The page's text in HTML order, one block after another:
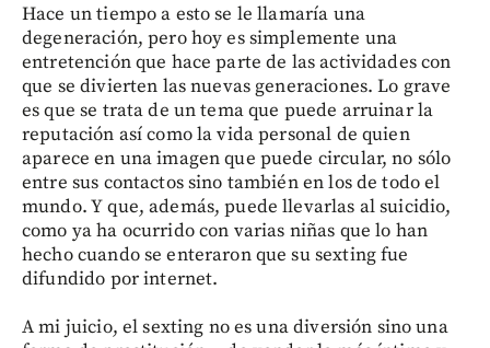
Hace un tiempo a esto se le llamaría una
degeneración, pero hoy es simplemente una
entretención que hace parte de las actividades con
que se divierten las nuevas generaciones. Lo grave
es que se trata de un tema que puede arruinar la
reputación así como la vida personal de quien
aparece en una imagen que puede circular, no sólo
entre sus contactos sino también en los de todo el
mundo. Y que, además, puede llevarlas al suicidio,
como ya ha ocurrido con varias niñas que lo han
hecho cuando se enteraron que su sexting fue
difundido por internet.
A mi juicio, el sexting no es una diversión sino una